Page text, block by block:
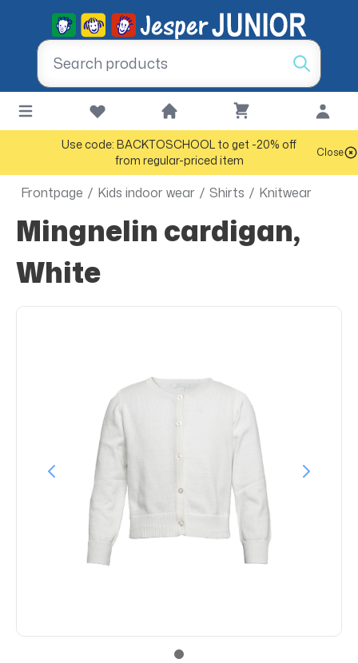
Use code: BACKTOSCHOOL to get -20% off
from regular-priced item
Close
Frontpage / Kids indoor wear / Shirts / Knitwear
Mingnelin cardigan,
White